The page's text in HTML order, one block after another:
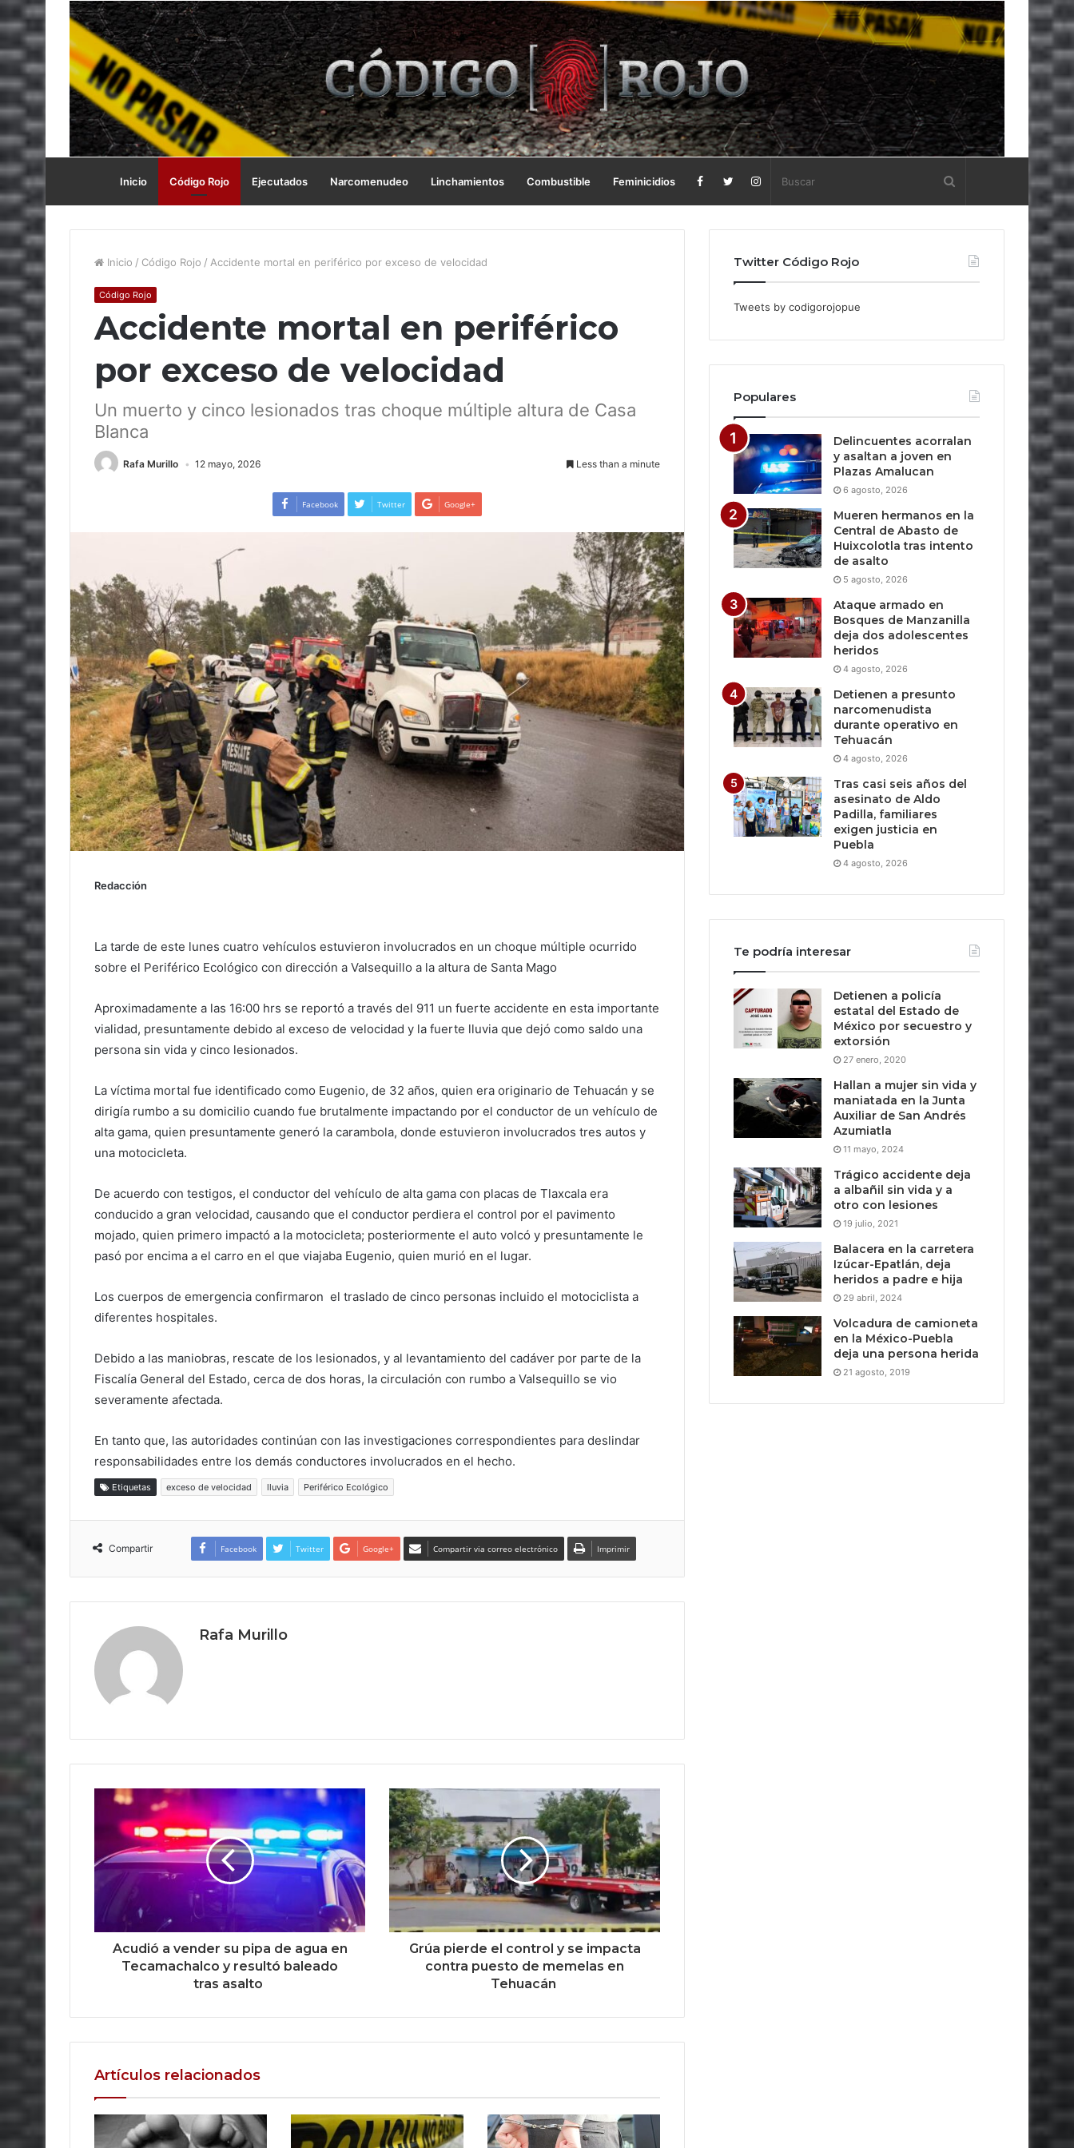
Inicio Código Rojo Ejecutados Narcomenudeo Linchamientos Combustible Feminicidios
Inicio / Código Rojo / Accidente mortal en periférico por exceso de velocidad
Código Rojo
Accidente mortal en periférico
por exceso de velocidad
Un muerto y cinco lesionados tras choque múltiple altura de Casa
Blanca
Rafa Murillo 12 mayo, 2026 Less than a minute
Facebook Twitter Google+
Redacción
La tarde de este lunes cuatro vehículos estuvieron involucrados en un choque múltiple ocurrido
sobre el Periférico Ecológico con dirección a Valsequillo a la altura de Santa Mago
Aproximadamente a las 16:00 hrs se reportó a través del 911 un fuerte accidente en esta importante
vialidad, presuntamente debido al exceso de velocidad y la fuerte lluvia que dejó como saldo una
persona sin vida y cinco lesionados.
La víctima mortal fue identificado como Eugenio, de 32 años, quien era originario de Tehuacán y se
dirigía rumbo a su domicilio cuando fue brutalmente impactando por el conductor de un vehículo de
alta gama, quien presuntamente generó la carambola, donde estuvieron involucrados tres autos y
una motocicleta.
De acuerdo con testigos, el conductor del vehículo de alta gama con placas de Tlaxcala era
conducido a gran velocidad, causando que el conductor perdiera el control por el pavimento
mojado, quien primero impactó a la motocicleta; posteriormente el auto volcó y presuntamente le
pasó por encima a el carro en el que viajaba Eugenio, quien murió en el lugar.
Los cuerpos de emergencia confirmaron el traslado de cinco personas incluido el motociclista a
diferentes hospitales.
Debido a las maniobras, rescate de los lesionados, y al levantamiento del cadáver por parte de la
Fiscalía General del Estado, cerca de dos horas, la circulación con rumbo a Valsequillo se vio
severamente afectada.
En tanto que, las autoridades continúan con las investigaciones correspondientes para deslindar
responsabilidades entre los demás conductores involucrados en el hecho.
Etiquetas exceso de velocidad lluvia Periférico Ecológico
Compartir Facebook Twitter Google+ Compartir via correo electrónico Imprimir
Rafa Murillo
Acudió a vender su pipa de agua en
Tecamachalco y resultó baleado
tras asalto
Grúa pierde el control y se impacta
contra puesto de memelas en
Tehuacán
Artículos relacionados
Twitter Código Rojo
Tweets by codigorojopue
Populares
Delincuentes acorralan
y asaltan a joven en
Plazas Amalucan
6 agosto, 2026
Mueren hermanos en la
Central de Abasto de
Huixcolotla tras intento
de asalto
5 agosto, 2026
Ataque armado en
Bosques de Manzanilla
deja dos adolescentes
heridos
4 agosto, 2026
Detienen a presunto
narcomenudista
durante operativo en
Tehuacán
4 agosto, 2026
Tras casi seis años del
asesinato de Aldo
Padilla, familiares
exigen justicia en
Puebla
4 agosto, 2026
Te podría interesar
Detienen a policía
estatal del Estado de
México por secuestro y
extorsión
27 enero, 2020
Hallan a mujer sin vida y
maniatada en la Junta
Auxiliar de San Andrés
Azumiatla
11 mayo, 2024
Trágico accidente deja
a albañil sin vida y a
otro con lesiones
19 julio, 2021
Balacera en la carretera
Izúcar-Epatlán, deja
heridos a padre e hija
29 abril, 2024
Volcadura de camioneta
en la México-Puebla
deja una persona herida
21 agosto, 2019